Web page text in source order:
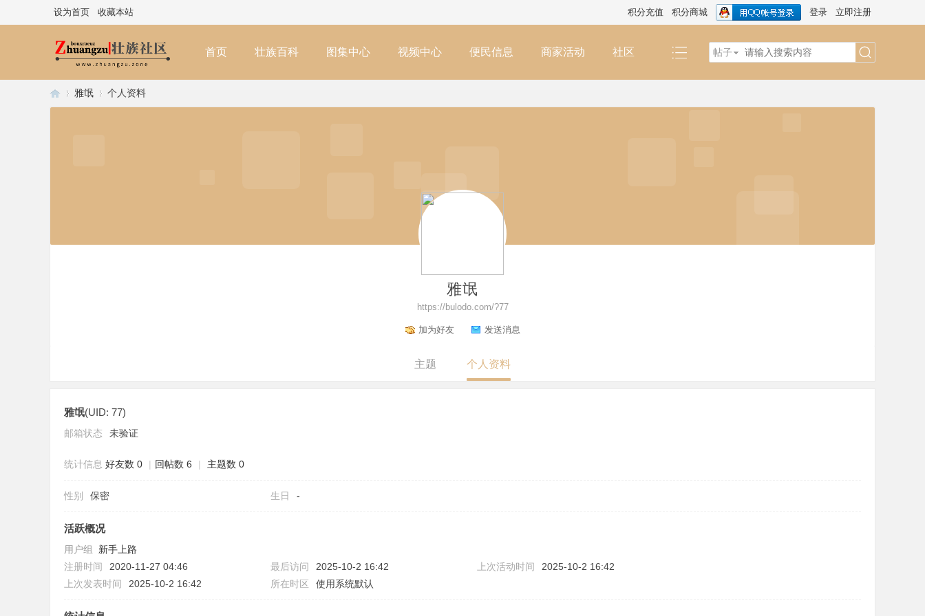
设为首页 收藏本站 积分充值 积分商城 登录 立即注册
首页 壮族百科 图集中心 视频中心 便民信息 商家活动 社区 帖子
雅氓 个人资料
雅氓
https://bulodo.com/?77
加为好友 发送消息
主题 个人资料
雅氓(UID: 77)
邮箱状态 未验证
统计信息 好友数 0 | 回帖数 6 | 主题数 0
性别 保密 生日 -
活跃概况
用户组 新手上路
注册时间
2020-11-27 04:46 最后访问 2025-10-2 16:42 上次活动时间
2025-10-2 16:42
上次发表时间
2025-10-2 16:42 所在时区 使用系统默认